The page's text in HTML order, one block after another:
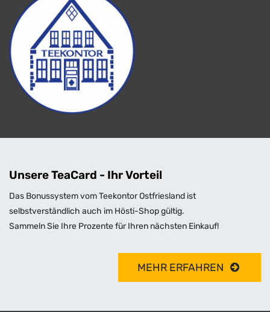
Unsere TeaCard - Ihr Vorteil
Das Bonussystem vom Teekontor Ostfriesland ist
selbstverständlich auch im Hösti-Shop gültig.
Sammeln Sie Ihre Prozente für Ihren nächsten Einkauf!
MEHR ERFAHREN